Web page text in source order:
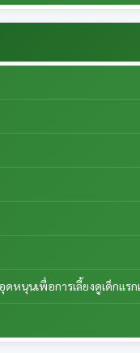
หนุนเพื่อการเลี้ยงดูเด็กแรก